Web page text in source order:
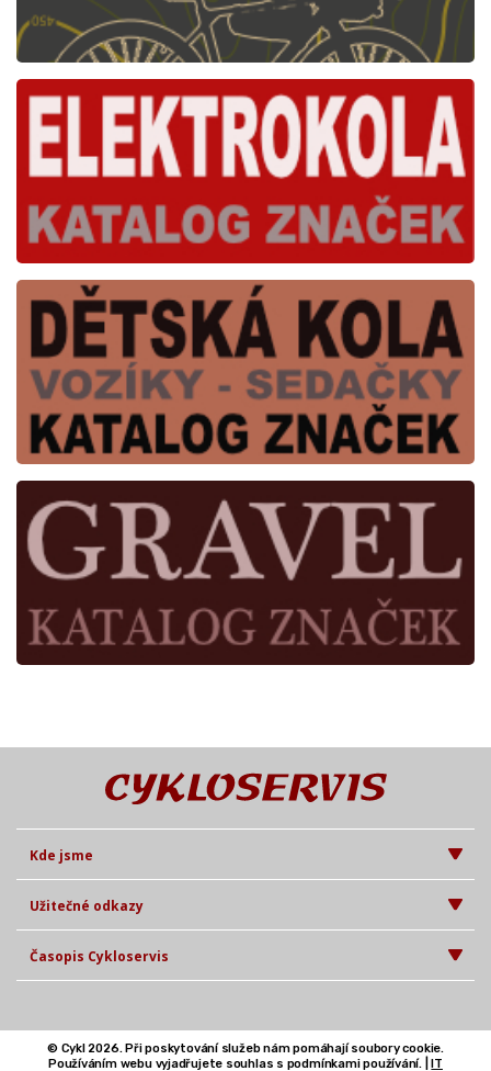
Kde jsme
Užitečné odkazy
Časopis Cykloservis
© Cykl 2026. Při poskytování služeb nám pomáhají soubory cookie.
Používáním webu vyjadřujete souhlas s podmínkami používání. |IT